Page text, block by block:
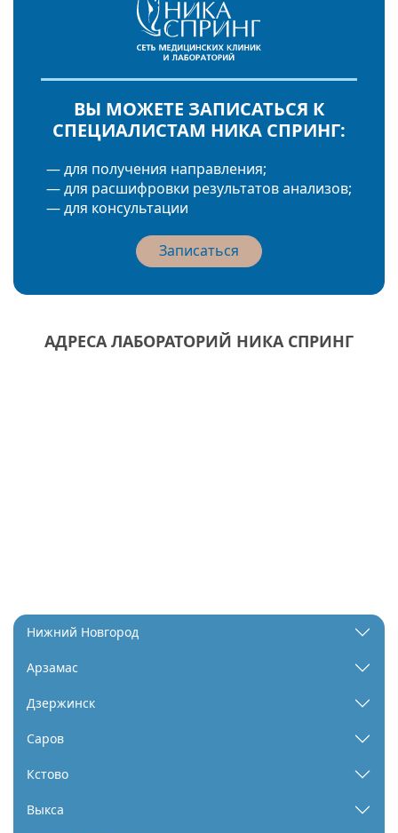
ВЫ МОЖЕТЕ ЗАПИСАТЬСЯ К
СПЕЦИАЛИСТАМ НИКА СПРИНГ:
— для получения направления;
— для расшифровки результатов анализов;
— для консультации
Записаться
АДРЕСА ЛАБОРАТОРИЙ НИКА СПРИНГ
Нижний Новгород
Арзамас
Дзержинск
Саров
Кстово
Выкса